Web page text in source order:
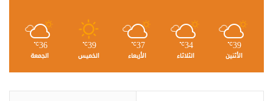
39
℃
الأثنين
34
℃
الثلاثاء
37
℃
الأربعاء
39
℃
الخميس
36
℃
الجمعة